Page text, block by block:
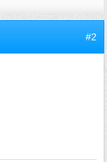
#2